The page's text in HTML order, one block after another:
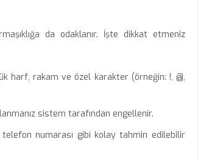
da odaklanır. İşte dikkat etmeniz
harf, rakam ve özel karakter (örneğin: !, @,
sistem tarafından engellenir.
numarası gibi kolay tahmin edilebilir